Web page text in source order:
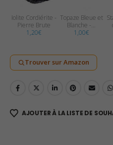
Iolite Cordiérite -
Pierre Brute
1,20€
Topaze Bleue et
Blanche -…
1,00€
Trouver sur Amazon
AJOUTER À LA LISTE DE